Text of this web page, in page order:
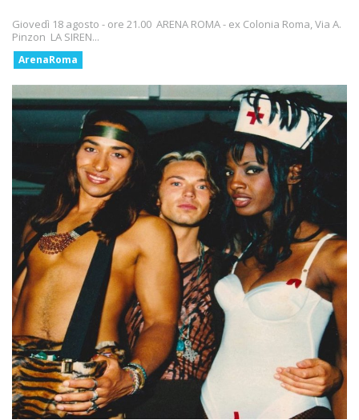
Giovedì 18 agosto - ore 21.00 ARENA ROMA - ex Colonia Roma, Via A.
Pinzon LA SIREN...
ArenaRoma